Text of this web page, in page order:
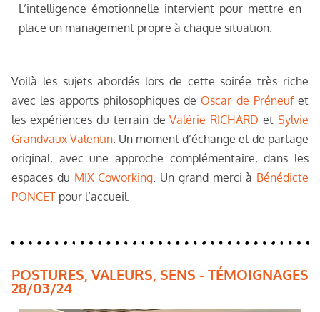
L’intelligence émotionnelle intervient pour mettre en
place un management propre à chaque situation.
Voilà les sujets abordés lors de cette soirée très riche
avec les apports philosophiques de Oscar de Préneufet
les expériences du terrain deValérie RICHARD et Sylvie
Grandvaux Valentin . Un moment d’échange et de partage
original, avec une approche complémentaire, dans les
espaces du MIX Coworking . Un grand merci à Bénédicte
PONCET pour l’accueil.
POSTURES, VALEURS, SENS - TÉMOIGNAGES
28/03/24